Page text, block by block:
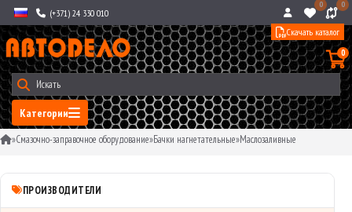
(+371) 24 330 010
0 0
Категории
0
Скачать каталог
»Смазочно-заправочное оборудование»Бачки нагнетательные»Маслозаливные
ПРОИЗВОДИТЕЛИ